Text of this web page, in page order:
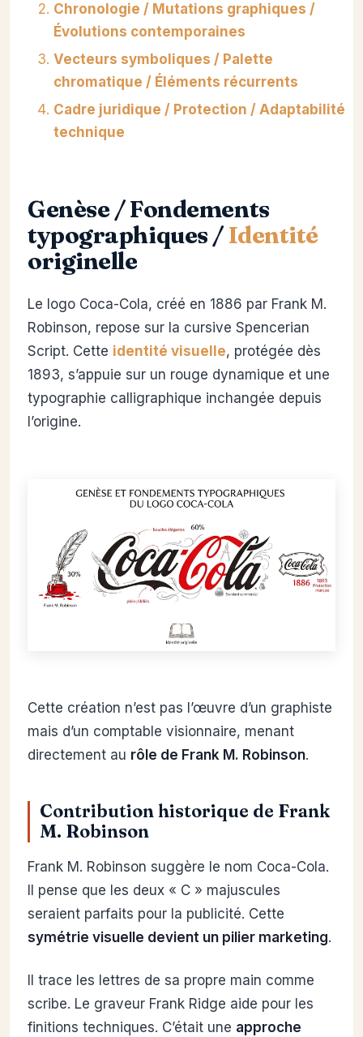
Chronologie / Mutations graphiques /
Évolutions contemporaines
Vecteurs symboliques / Palette
chromatique / Éléments récurrents
Cadre juridique / Protection / Adaptabilité
technique
Genèse / Fondements
typographiques /Identité
originelle
Le logo Coca-Cola, créé en 1886 par Frank M.
Robinson, repose sur la cursive Spencerian
Script. Cette identité visuelle, protégée dès
1893, s’appuie sur un rouge dynamique et une
typographie calligraphique inchangée depuis
l’origine.
Cette création n’est pas l’œuvre d’un graphiste
mais d’un comptable visionnaire, menant
directement au rôle de Frank M. Robinson.
Contribution historique de Frank
M. Robinson
Frank M. Robinson suggère le nom Coca-Cola.
Il pense que les deux « C » majuscules
seraient parfaits pour la publicité. Cette
symétrie visuelle devient un pilier marketing.
Il trace les lettres de sa propre main comme
scribe. Le graveur Frank Ridge aide pour les
finitions techniques. C’était une approche